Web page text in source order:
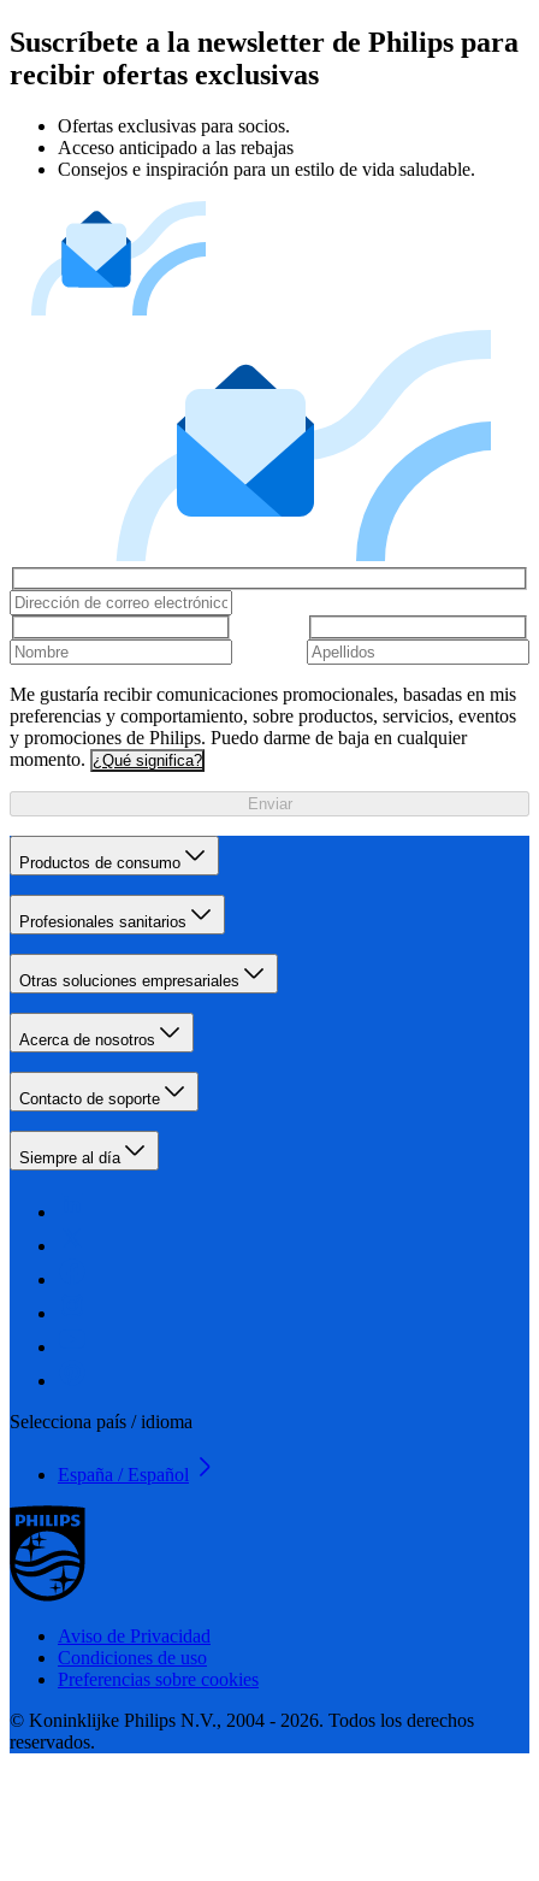
Suscríbete a la newsletter de Philips para
recibir ofertas exclusivas
Ofertas exclusivas para socios.
Acceso anticipado a las rebajas
Consejos e inspiración para un estilo de vida saludable.
Me gustaría recibir comunicaciones promocionales, basadas en mis
preferencias y comportamiento, sobre productos, servicios, eventos
y promociones de Philips. Puedo darme de baja en cualquier
momento. ¿Qué significa?
Enviar
Productos de consumo
Profesionales sanitarios
Otras soluciones empresariales
Acerca de nosotros
Contacto de soporte
Siempre al día
Selecciona país / idioma
España / Español
Aviso de Privacidad
Condiciones de uso
Preferencias sobre cookies
© Koninklijke Philips N.V., 2004 - 2026. Todos los derechos
reservados.